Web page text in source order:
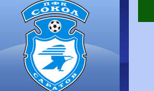
1 тур, 19.07.2026
1-1
Калуга
Динамо
0-0
Волгарь
0-0
Динамо-Брянск
2-1
Алания
1-2 Сибирь